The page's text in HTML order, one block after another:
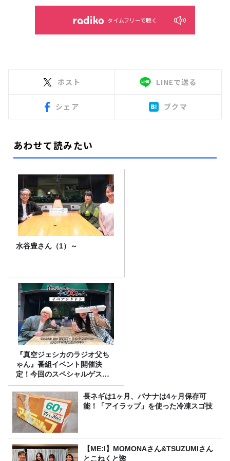
タイムフリーで聴く
ポスト LINEで送る
シェア ブクマ
あわせて読みたい
水谷豊さん（1）～
『真空ジェシカのラジオ父ち
ゃん』番組イベント開催決
定！今回のスペシャルゲスト
は、タカアンドトシ！
長ネギは1ヶ月、バナナは4ヶ月保存可
能！「アイラップ」を使った冷凍スゴ技
【ME:I】MOMONAさん&TSUZUMIさん
とこねくと🌺